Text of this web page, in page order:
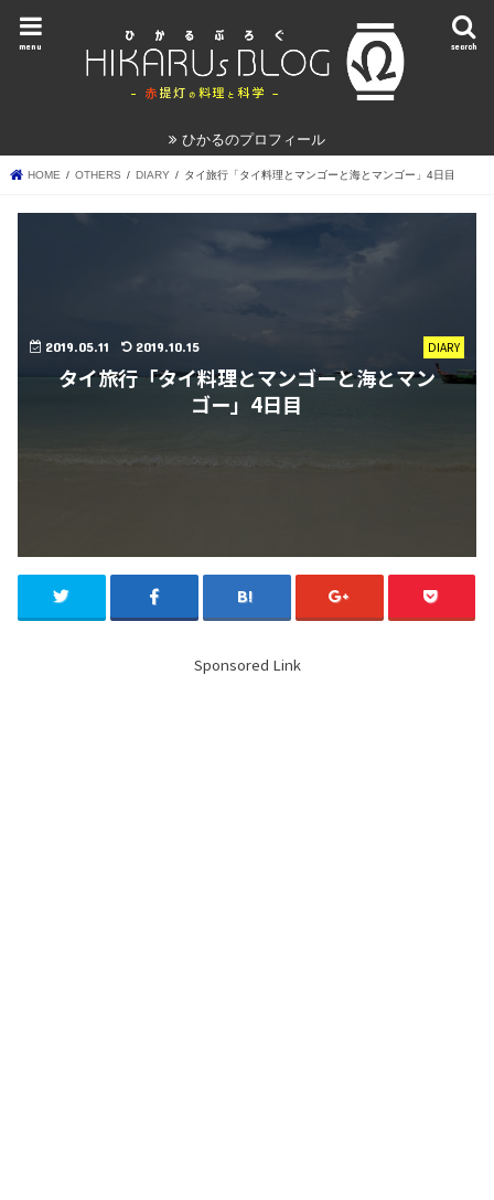
search
menu
ひかるのプロフィール
HOME OTHERS DIARY タイ旅行「タイ料理とマンゴーと海とマンゴー」4日目
DIARY
2019.05.11 2019.10.15
タイ旅行「タイ料理とマンゴーと海とマン
ゴー」4日目
Sponsored Link